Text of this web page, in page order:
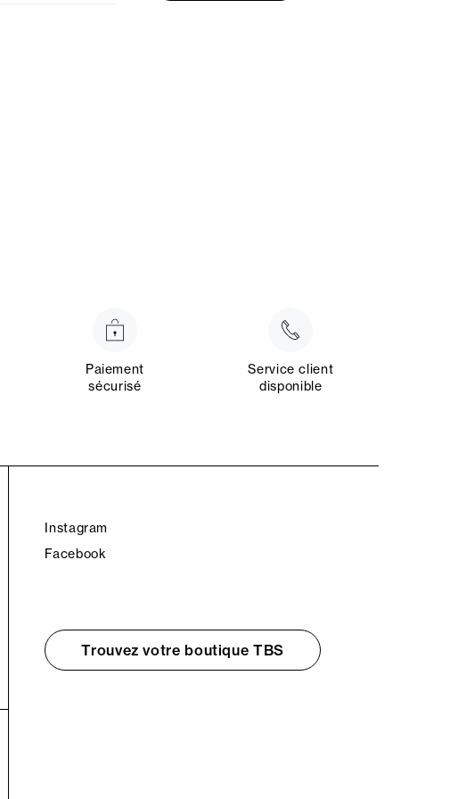
Paiement
sécurisé
Service client
disponible
Instagram
Facebook
Trouvez votre boutique TBS